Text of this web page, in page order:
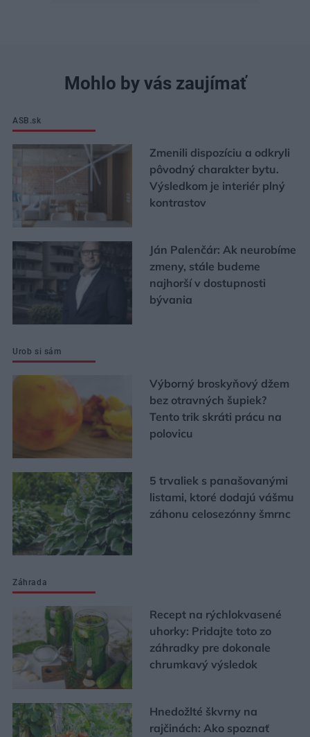
Mohlo by vás zaujímať
ASB.sk
Zmenili dispozíciu a odkryli
pôvodný charakter bytu.
Výsledkom je interiér plný
kontrastov
Ján Palenčár: Ak neurobíme
zmeny, stále budeme
najhorší v dostupnosti
bývania
Urob si sám
Výborný broskyňový džem
bez otravných šupiek?
Tento trik skráti prácu na
polovicu
5 trvaliek s panašovanými
listami, ktoré dodajú vášmu
záhonu celosezónny šmrnc
Záhrada
Recept na rýchlokvasené
uhorky: Pridajte toto zo
záhradky pre dokonale
chrumkavý výsledok
Hnedožlté škvrny na
rajčinách: Ako spoznať